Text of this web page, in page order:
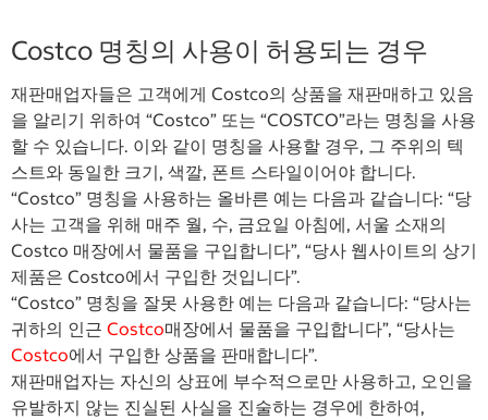
Costco 명칭의 사용이 허용되는 경우
재판매업자들은 고객에게 Costco의 상품을 재판매하고 있음
을 알리기 위하여 “Costco” 또는 “COSTCO”라는 명칭을 사용
할 수 있습니다. 이와 같이 명칭을 사용할 경우, 그 주위의 텍
스트와 동일한 크기, 색깔, 폰트 스타일이어야 합니다.
“Costco” 명칭을 사용하는 올바른 예는 다음과 같습니다: “당
사는 고객을 위해 매주 월, 수, 금요일 아침에, 서울 소재의
Costco 매장에서 물품을 구입합니다”, “당사 웹사이트의 상기
제품은 Costco에서 구입한 것입니다”.
“Costco” 명칭을 잘못 사용한 예는 다음과 같습니다: “당사는
귀하의 인근 Costco매장에서 물품을 구입합니다”, “당사는
Costco에서 구입한 상품을 판매합니다”.
재판매업자는 자신의 상표에 부수적으로만 사용하고, 오인을
유발하지 않는 진실된 사실을 진술하는 경우에 한하여,